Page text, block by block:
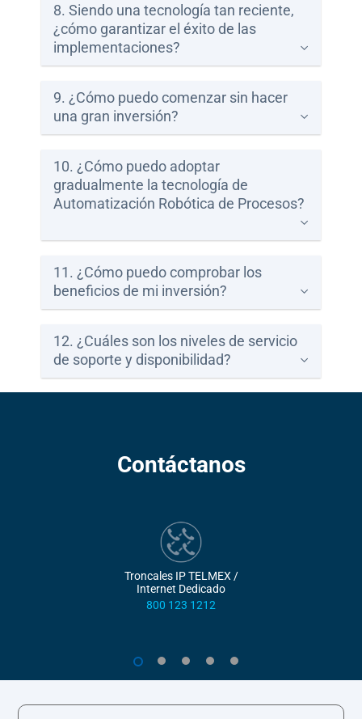
8. Siendo una tecnología tan reciente,
¿cómo garantizar el éxito de las
implementaciones?
9. ¿Cómo puedo comenzar sin hacer
una gran inversión?
10. ¿Cómo puedo adoptar
gradualmente la tecnología de
Automatización Robótica de Procesos?
11. ¿Cómo puedo comprobar los
beneficios de mi inversión?
12. ¿Cuáles son los niveles de servicio
de soporte y disponibilidad?
Contáctanos
Troncales IP TELMEX /
Internet Dedicado
800 123 1212
1